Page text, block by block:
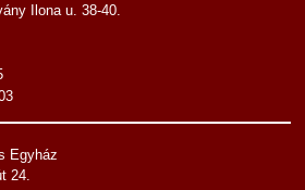
Ilona u. 38-40.
Egyház
24.